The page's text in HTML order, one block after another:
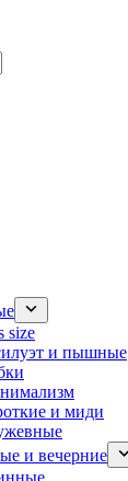
size
и пышные
и миди
и вечерние